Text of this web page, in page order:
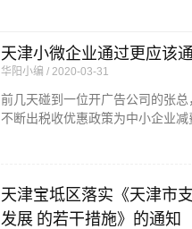
天津小微企业通过更应该
华阳小编 2020-03-31
前几天碰到一位开广告公司的张
不断出税收优惠政策为中小企业
天津宝坻区落实《天津市
发展 的若干措施》的通知